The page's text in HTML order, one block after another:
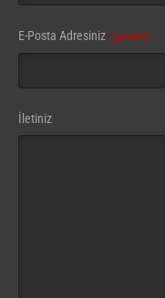
Your
Website (gerekli)
E-Posta Adresiniz (gerekli)
İletiniz